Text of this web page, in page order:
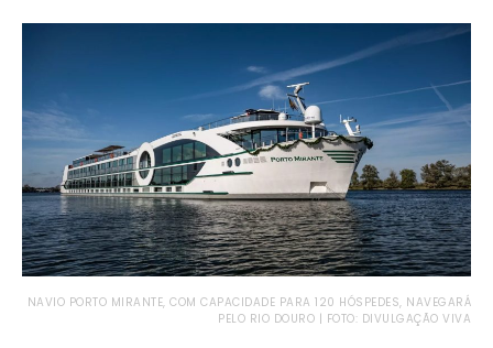
NAVIO PORTO MIRANTE, COM CAPACIDADE PARA 120 HÓSPEDES, NAVEGARÁ
PELO RIO DOURO | FOTO: DIVULGAÇÃO VIVA